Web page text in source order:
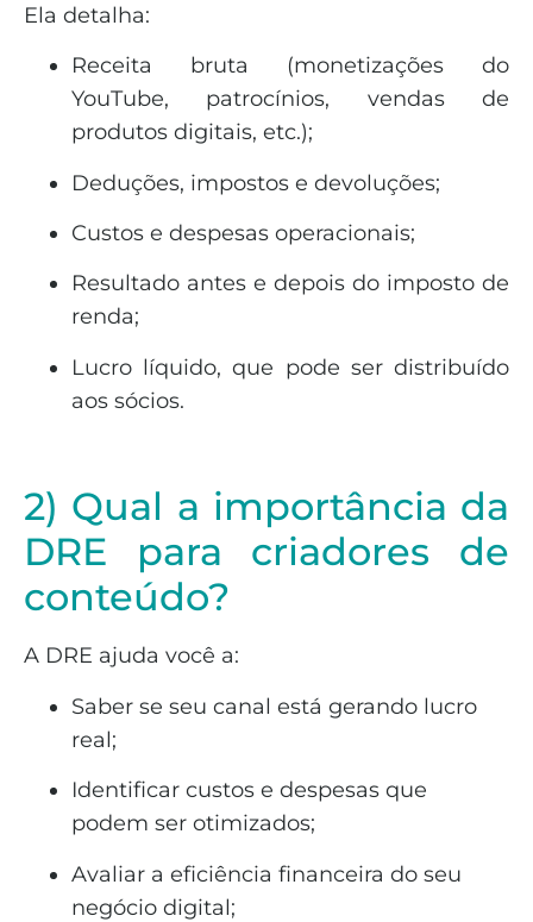
Ela detalha:
Receita bruta (monetizações do
YouTube, patrocínios, vendas de
produtos digitais, etc.);
Deduções, impostos e devoluções;
Custos e despesas operacionais;
Resultado antes e depois do imposto de
renda;
Lucro líquido, que pode ser distribuído
aos sócios.
2) Qual a importância da
DRE para criadores de
conteúdo?
A DRE ajuda você a:
Saber se seu canal está gerando lucro
real;
Identificar custos e despesas que
podem ser otimizados;
Avaliar a eficiência financeira do seu
negócio digital;